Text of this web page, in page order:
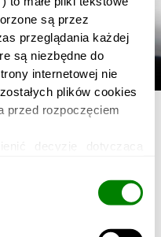
są przez
przeglądania każdej
są niezbędne do
internetowej nie
plików cookies
przed rozpoczęciem
decyzję dotyczącą
PRASOWE
dla
współpracę i